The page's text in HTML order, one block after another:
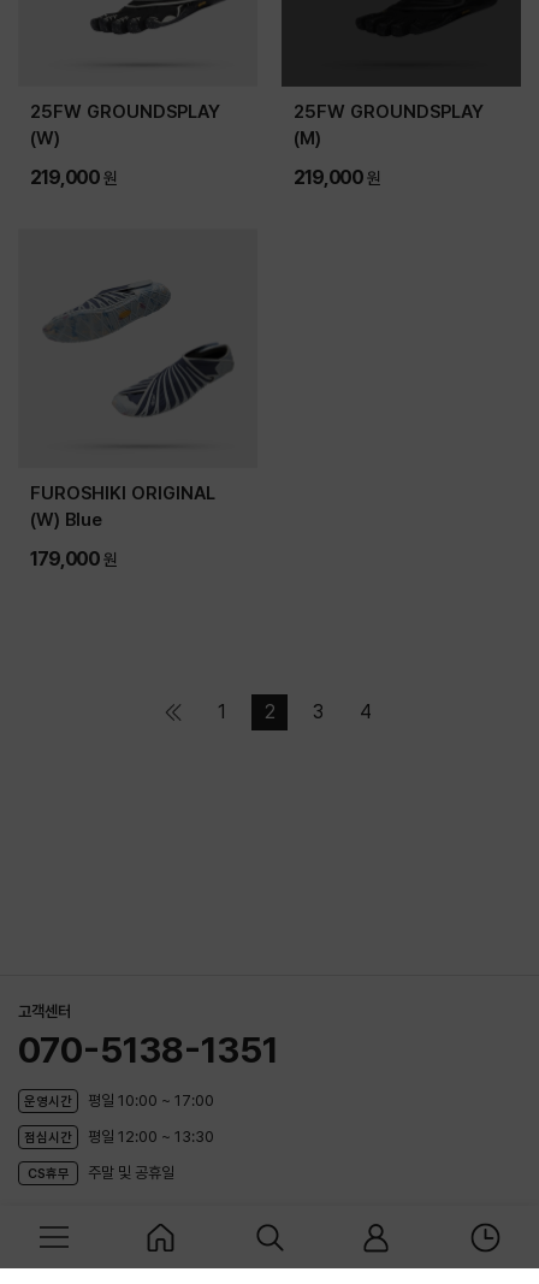
뉴
색
이
근
25FW GROUNDSPLAY
(W)
219,000원
25FW GROUNDSPLAY
(M)
219,000원
FUROSHIKI ORIGINAL
(W) Blue
179,000원
맨
1 2 3 4
고객센터
070-5138-1351
운영시간 평일 10:00 ~ 17:00
점심시간 평일 12:00 ~ 13:30
CS휴무 주말 및 공휴일
비브람파이브핑거스코리아